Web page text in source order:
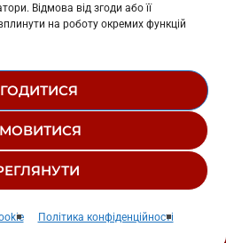
Відмова від згоди або її
на роботу окремих функцій
Політика конфіденційності
ПОЛЮС»